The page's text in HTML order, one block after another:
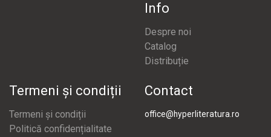
Info
Despre noi
Catalog
Distribuție
Termeni și condiții
Termeni și condiții
Politică confidențialitate
Contact
office@hyperliteratura.ro